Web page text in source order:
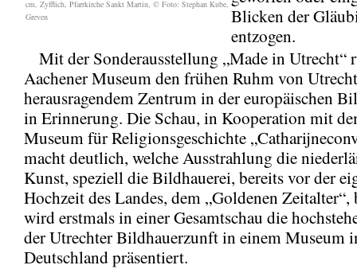
cm, Zyfflich, Pfarrkirche Sankt Martin, © Foto: Stephan Kube,
Greven
Blicken der
entzogen.
Mit der Sonderausstellung „Made in Utrecht“
Aachener Museum den frühen Ruhm von
herausragendem Zentrum in der europäischen
in Erinnerung. Die Schau, in Kooperation mit
Museum für Religionsgeschichte
macht deutlich, welche Ausstrahlung die
Kunst, speziell die Bildhauerei, bereits vor der
Hochzeit des Landes, dem „Goldenen Zeitalter“,
wird erstmals in einer Gesamtschau die
der Utrechter Bildhauerzunft in einem Museum
Deutschland präsentiert.